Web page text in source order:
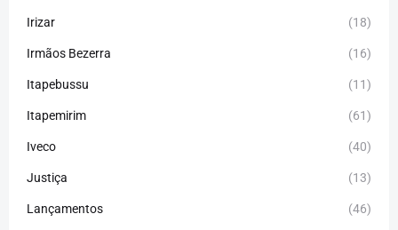
Irizar (18)
Irmãos Bezerra (16)
Itapebussu (11)
Itapemirim (61)
Iveco (40)
Justiça (13)
Lançamentos (46)